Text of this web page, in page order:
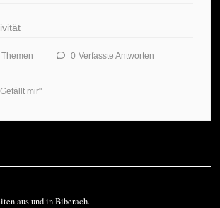
0 Verfasste Antworten
mir"
aus und in Biberach.